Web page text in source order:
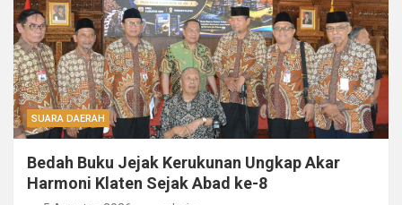
SUARA DAERAH
Bedah Buku Jejak Kerukunan Ungkap Akar
Harmoni Klaten Sejak Abad ke-8